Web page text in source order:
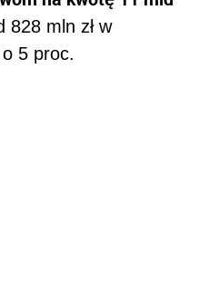
828 mln zł w
5 proc.